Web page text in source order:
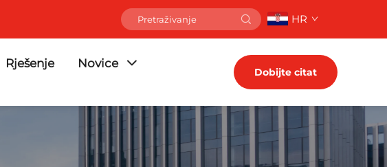
HR
Rješenje
Novice
Dobijte citat